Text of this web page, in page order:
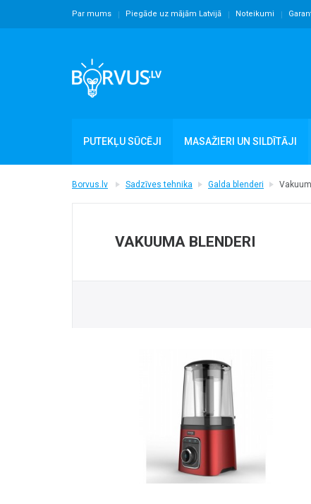
Par mums Piegāde uz mājām Latvijā Noteikumi
PUTEKĻU SŪCĒJI MASAŽIERI UN SILDĪTĀJI
Borvus.lv Sadzīves tehnika Galda blenderi
VAKUUMA BLENDERI